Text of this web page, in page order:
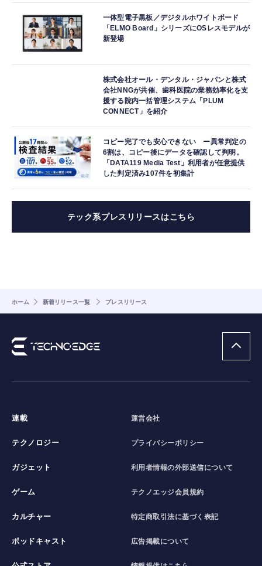
一体型電子黒板／デジタルホワイトボード
「ELMO Board」シリーズにOSレスモデルが
新登場
株式会社オール・デンタル・ジャパンと株式
会社NNGが共催、歯科医院の業務効率化を支
援する院内一括管理システム「PLUM
CONNECT」を紹介
コピー完了でも安心できない ー異常判定の
6割は、コピー後にデータを確認して判明。
「DATA119 Media Test」利用者が任意提供
した判定済み107件を初集計
テック系プレスリリースはこちら
ホーム 新着リリース一覧 プレスリリース
連載
テクノロジー
ガジェット
ゲーム
カルチャー
ポッドキャスト
運営会社
プライバシーポリシー
利用者情報の外部送信について
テクノエッジ会員規約
特定商取引法に基づく表記
広告掲載について